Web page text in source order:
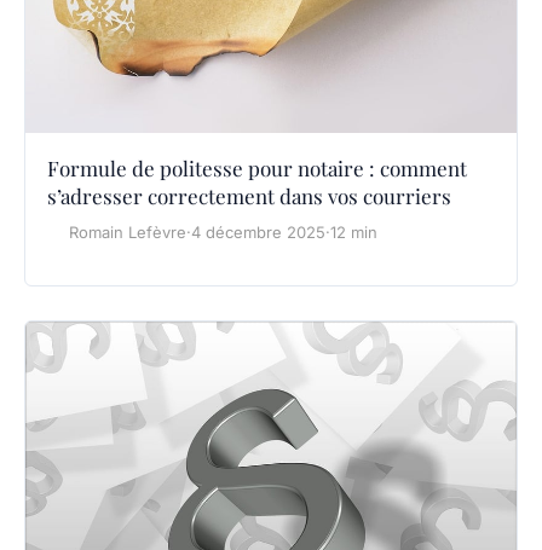
Formule de politesse pour notaire : comment
s’adresser correctement dans vos courriers
Romain Lefèvre·4 décembre 2025·12 min